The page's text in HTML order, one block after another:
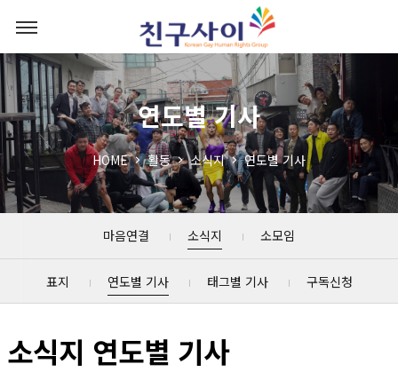
연도별 기사
HOME 활동 소식지 연도별 기사
마음연결 소식지 소모임
표지 연도별 기사 태그별 기사 구독신청
소식지 연도별 기사